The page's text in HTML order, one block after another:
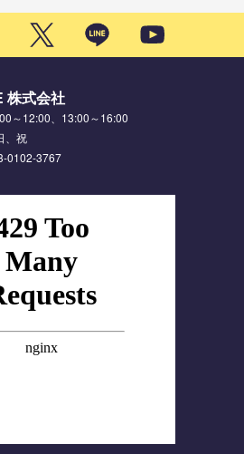
株式会社
～12:00、13:00～16:00
、祝
0102-3767